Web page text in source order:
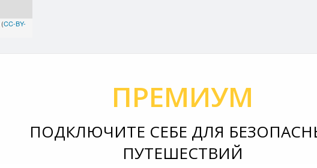
(CC-BY-
ПРЕМИУМ
ПОДКЛЮЧИТЕ СЕБЕ ДЛЯ
ПУТЕШЕСТВИЙ